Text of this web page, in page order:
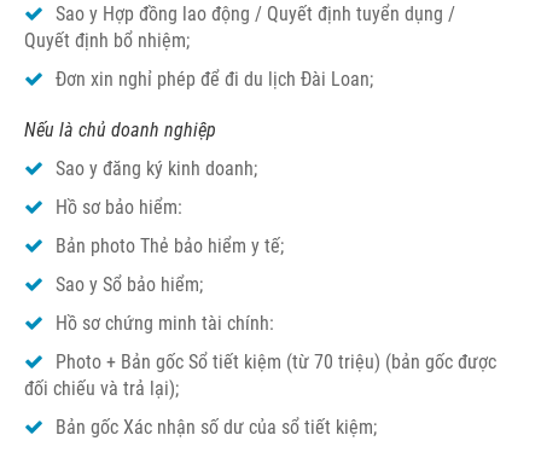
Sao y Hợp đồng lao động / Quyết định tuyển dụng /
Quyết định bổ nhiệm;
Đơn xin nghỉ phép để đi du lịch Đài Loan;
Nếu là chủ doanh nghiệp
Sao y đăng ký kinh doanh;
Hồ sơ bảo hiểm:
Bản photo Thẻ bảo hiểm y tế;
Sao y Sổ bảo hiểm;
Hồ sơ chứng minh tài chính:
Photo + Bản gốc Sổ tiết kiệm (từ 70 triệu) (bản gốc được
đối chiếu và trả lại);
Bản gốc Xác nhận số dư của sổ tiết kiệm;